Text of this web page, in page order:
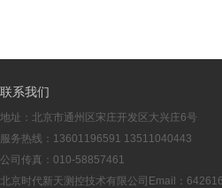
联系我们
地址：北京市通州区宋庄开发区大兴庄6号
服务热线：13601196591 13511040443
公司传真：010-58857461
北京时代新天测控技术有限公司Email：